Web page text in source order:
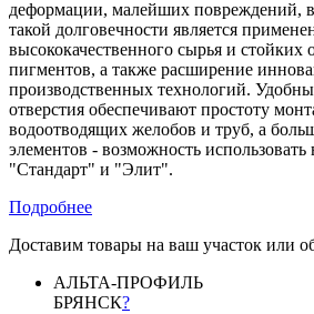
деформации, малейших повреждений,
такой долговечности является
высококачественного сырья и
пигментов, а также расширение
производственных технологий.
отверстия обеспечивают простоту
водоотводящих желобов и труб, а
элементов - возможность использовать
"Стандарт" и "Элит".
Подробнее
Доставим товары на ваш участок или
АЛЬТА-ПРОФИЛЬ
БРЯНСК?